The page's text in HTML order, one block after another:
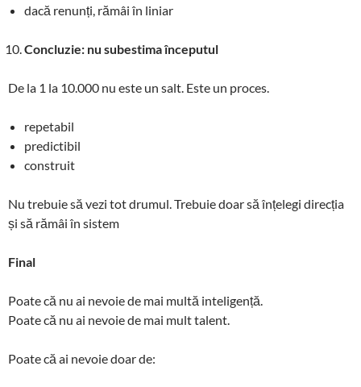
dacă renunți, rămâi în liniar
Concluzie: nu subestima începutul
De la 1 la 10.000 nu este un salt. Este un proces.
repetabil
predictibil
construit
Nu trebuie să vezi tot drumul. Trebuie doar să înțelegi direcția
și să rămâi în sistem
Final
Poate că nu ai nevoie de mai multă inteligență.
Poate că nu ai nevoie de mai mult talent.
Poate că ai nevoie doar de: